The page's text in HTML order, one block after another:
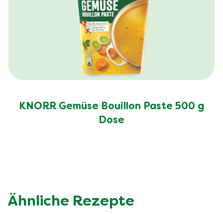
KNORR Gemüse Bouillon Paste 500 g
Dose
Ähnliche Rezepte